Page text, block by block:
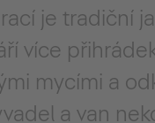
je tradiční
více
mycími a
a van